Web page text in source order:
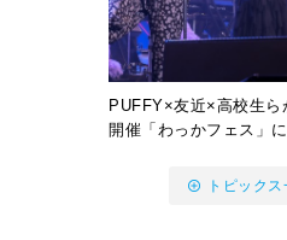
PUFFY×友近×高校生
開催「わっかフェス」
トピック